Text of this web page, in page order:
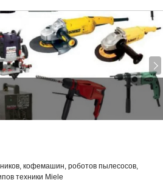
кофемашин, роботов пылесосов,
техники Miele